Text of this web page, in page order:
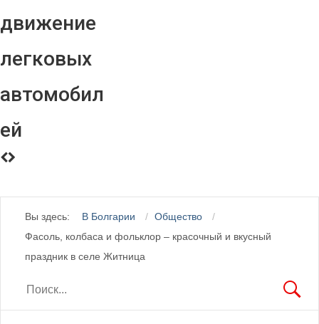
движение
легковых
автомобил
ей
Вы здесь: В Болгарии
Общество
Фасоль, колбаса и фольклор – красочный и вкусный
праздник в селе Житница